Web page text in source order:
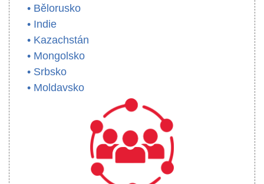
• Bělorusko
• Indie
• Kazachstán
• Mongolsko
• Srbsko
• Moldavsko